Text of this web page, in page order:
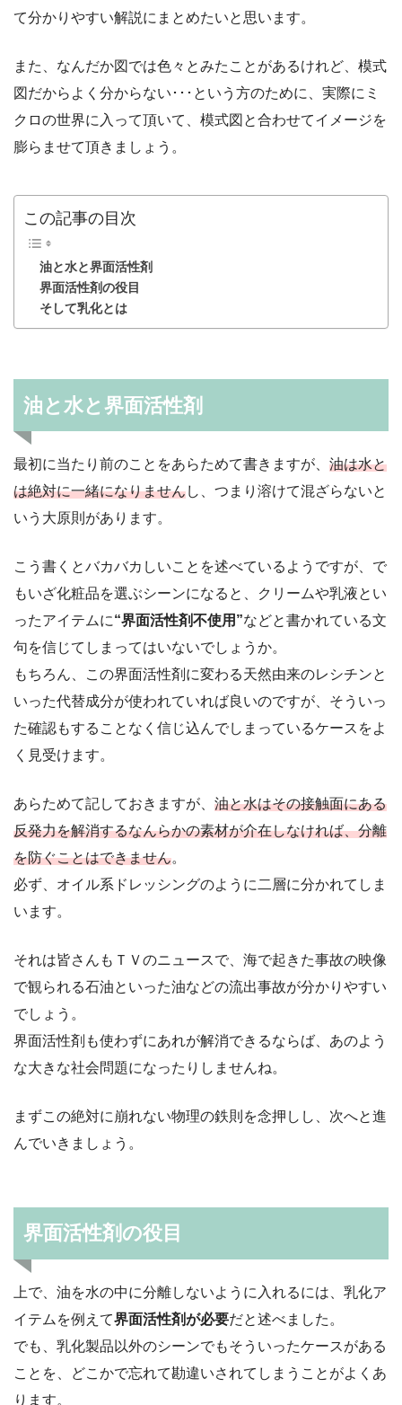
て分かりやすい解説にまとめたいと思います。
また、なんだか図では色々とみたことがあるけれど、模式
図だからよく分からない･･･という方のために、実際にミ
クロの世界に入って頂いて、模式図と合わせてイメージを
膨らませて頂きましょう。
この記事の目次
油と水と界面活性剤
界面活性剤の役目
そして乳化とは
油と水と界面活性剤
最初に当たり前のことをあらためて書きますが、 油は水と
は絶対に一緒になりませんし、つまり溶けて混ざらないと
いう大原則があります。
こう書くとバカバカしいことを述べているようですが、で
もいざ化粧品を選ぶシーンになると、クリームや乳液とい
ったアイテムに“界面活性剤不使用”などと書かれている文
句を信じてしまってはいないでしょうか。
もちろん、この界面活性剤に変わる天然由来のレシチンと
いった代替成分が使われていれば良いのですが、そういっ
た確認もすることなく信じ込んでしまっているケースをよ
く見受けます。
あらためて記しておきますが、 油と水はその接触面にある
反発力を解消するなんらかの素材が介在しなければ、分離
を防ぐことはできません。
必ず、オイル系ドレッシングのように二層に分かれてしま
います。
それは皆さんもＴＶのニュースで、海で起きた事故の映像
で観られる石油といった油などの流出事故が分かりやすい
でしょう。
界面活性剤も使わずにあれが解消できるならば、あのよう
な大きな社会問題になったりしませんね。
まずこの絶対に崩れない物理の鉄則を念押しし、次へと進
んでいきましょう。
界面活性剤の役目
上で、油を水の中に分離しないように入れるには、乳化ア
イテムを例えて界面活性剤が必要だと述べました。
でも、乳化製品以外のシーンでもそういったケースがある
ことを、どこかで忘れて勘違いされてしまうことがよくあ
ります。